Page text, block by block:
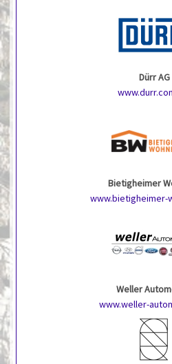
Dürr AG
Bietigheimer
www.bietigheimer-
Weller
www.weller-